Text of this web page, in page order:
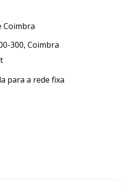
Coimbra
300, Coimbra
para a rede fixa